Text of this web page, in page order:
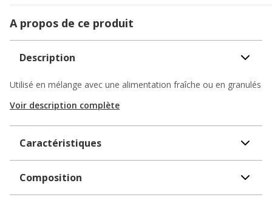
A propos de ce produit
Description
Utilisé en mélange avec une alimentation fraîche ou en granulés
Voir description complète
Caractéristiques
Composition